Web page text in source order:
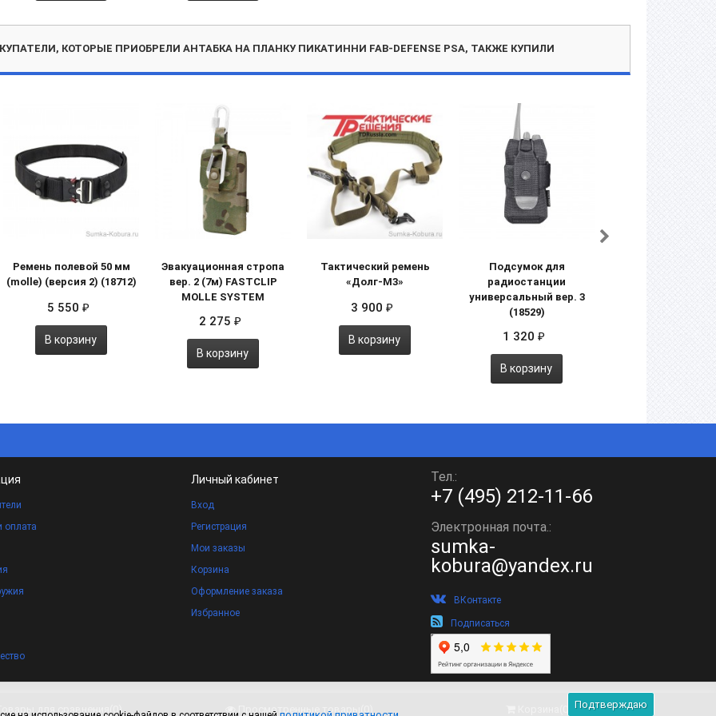
Подтверждаю
КОТОРЫЕ ПРИОБРЕЛИ АНТАБКА НА ПЛАНКУ ПИКАТИННИ FAB-DEFENSE PSA, ТАКЖЕ КУПИЛИ
Ремень полевой 50 мм
(molle) (версия 2) (18712)
5 550 ₽
В корзину
Эвакуационная стропа
вер. 2 (7м) FASTCLIP
MOLLE SYSTEM
2 275 ₽
В корзину
Тактический ремень
«Долг-М3»
3 900 ₽
В корзину
Подсумок для
радиостанции
универсальный вер. 3
(18529)
1 320 ₽
В корзину
ПБ-4-1 МЛ, ПБ-
оплата
Личный кабинет
Вход
Регистрация
Мои заказы
Корзина
Оформление заказа
Избранное
Тел.:
+7 (495) 212-11-66
Электронная почта.:
sumka-
kobura@yandex.ru
ВКонтакте
Подписаться
) Просмотренные товары